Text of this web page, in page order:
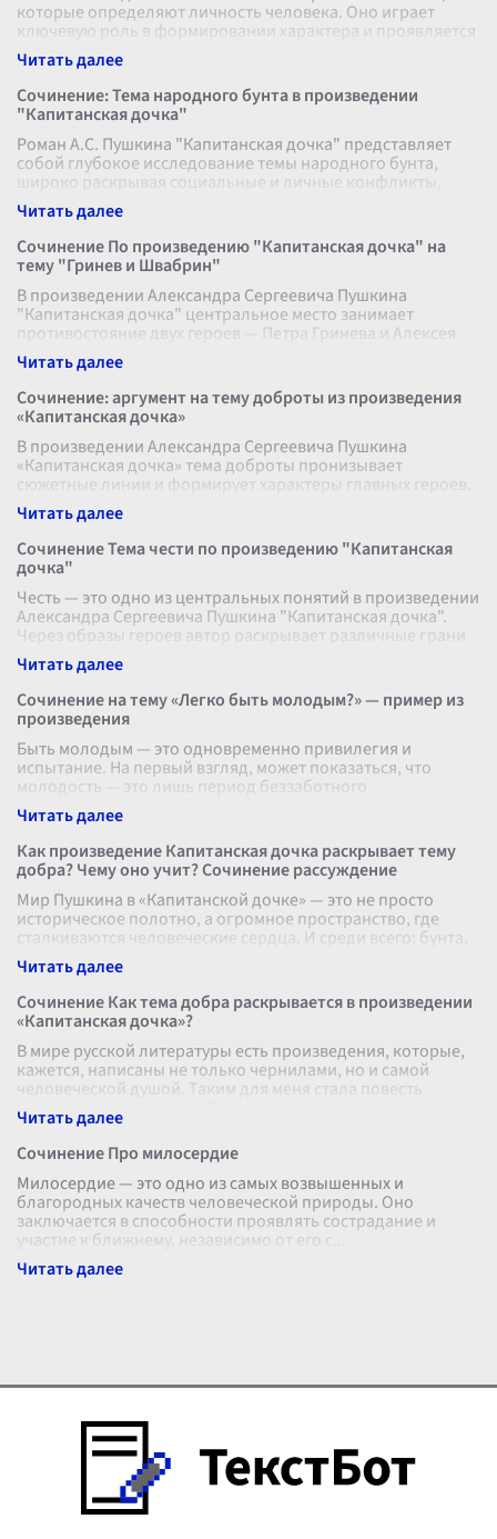
которые определяют личность человека. Оно играет
ключевую роль в формировании характера и проявляется
в поступках, словах и мысл
Сочинение: Тема народного бунта в произведении
"Капитанская дочка"
Роман А.С. Пушкина "Капитанская дочка" представляет
собой глубокое исследование темы народного бунта,
широко раскрывая социальные и личные конфликты,
которые привели к Пугачевскому
Сочинение По произведению "Капитанская дочка" на
тему "Гринев и Швабрин"
В произведении Александра Сергеевича Пушкина
"Капитанская дочка" центральное место занимает
противостояние двух героев — Петра Гринева и Алексея
Швабрина. Они представляют собой со
Сочинение: аргумент на тему доброты из произведения
«Капитанская дочка»
В произведении Александра Сергеевича Пушкина
«Капитанская дочка» тема доброты пронизывает
сюжетные линии и формирует характеры главных героев.
Доброта здесь рассматривается как важ
Сочинение Тема чести по произведению "Капитанская
дочка"
Честь — это одно из центральных понятий в произведении
Александра Сергеевича Пушкина "Капитанская дочка".
Через образы героев автор раскрывает различные грани
этого понятия, показы
Сочинение на тему «Легко быть молодым?» — пример из
произведения
Быть молодым — это одновременно привилегия и
испытание. На первый взгляд, может показаться, что
молодость — это лишь период беззаботного
существования, куда более лёгкого по сравне
Как произведение Капитанская дочка раскрывает тему
добра? Чему оно учит? Сочинение рассуждение
Мир Пушкина в «Капитанской дочке» — это не просто
историческое полотно, а огромное пространство, где
сталкиваются человеческие сердца. И среди всего: бунта,
предательства, долга —
Сочинение Как тема добра раскрывается в произведении
«Капитанская дочка»?
В мире русской литературы есть произведения, которые,
кажется, написаны не только чернилами, но и самой
человеческой душой. Таким для меня стала повесть
Александра Сергеевича Пушки
Сочинение Про милосердие
Милосердие — это одно из самых возвышенных и
благородных качеств человеческой природы. Оно
заключается в способности проявлять сострадание и
участие к ближнему, независимо от его с